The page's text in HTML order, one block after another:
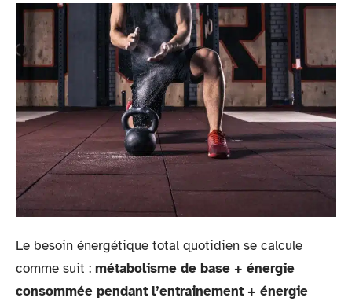
Le besoin énergétique total quotidien se calcule
comme suit : métabolisme de base + énergie
consommée pendant l’entrainement + énergie